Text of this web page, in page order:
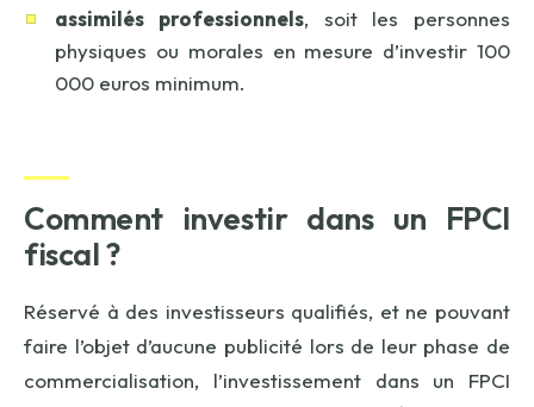
assimilés professionnels, soit les personnes
physiques ou morales en mesure d’investir 100
000 euros minimum.
Comment investir dans un FPCI
fiscal ?
Réservé à des investisseurs qualifiés, et ne pouvant
faire l’objet d’aucune publicité lors de leur phase de
commercialisation, l’investissement dans un FPCI